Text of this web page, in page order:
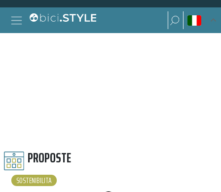
Vai al contenuto
Navigazione principale
Ricerca per:
Ricerca per:
PROPOSTE
SOSTENIBILITA